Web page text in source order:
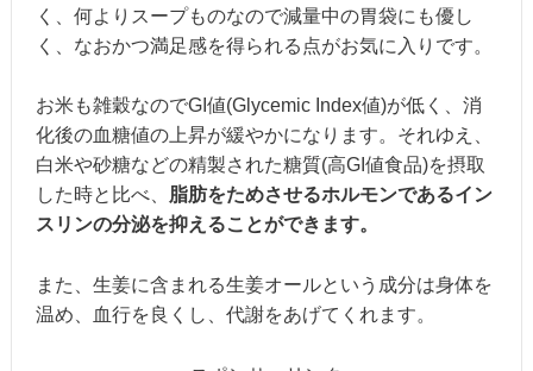
く、何よりスープものなので減量中の胃袋にも優し
く、なおかつ満足感を得られる点がお気に入りです。
お米も雑穀なのでGI値(Glycemic Index値)が低く、消
化後の血糖値の上昇が緩やかになります。それゆえ、
白米や砂糖などの精製された糖質(高GI値食品)を摂取
した時と比べ、 脂肪をためさせるホルモンであるイン
スリンの分泌を抑えることができます。
また、生姜に含まれる生姜オールという成分は身体を
温め、血行を良くし、代謝をあげてくれます。